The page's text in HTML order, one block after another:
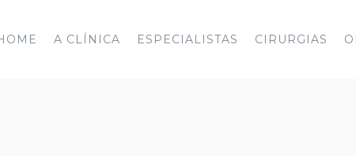
A CLÍNICA ESPECIALISTAS CIRURGIAS